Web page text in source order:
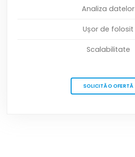
Analiza datelor
Ușor de folosit
Scalabilitate
SOLICITĂ O OFERTĂ